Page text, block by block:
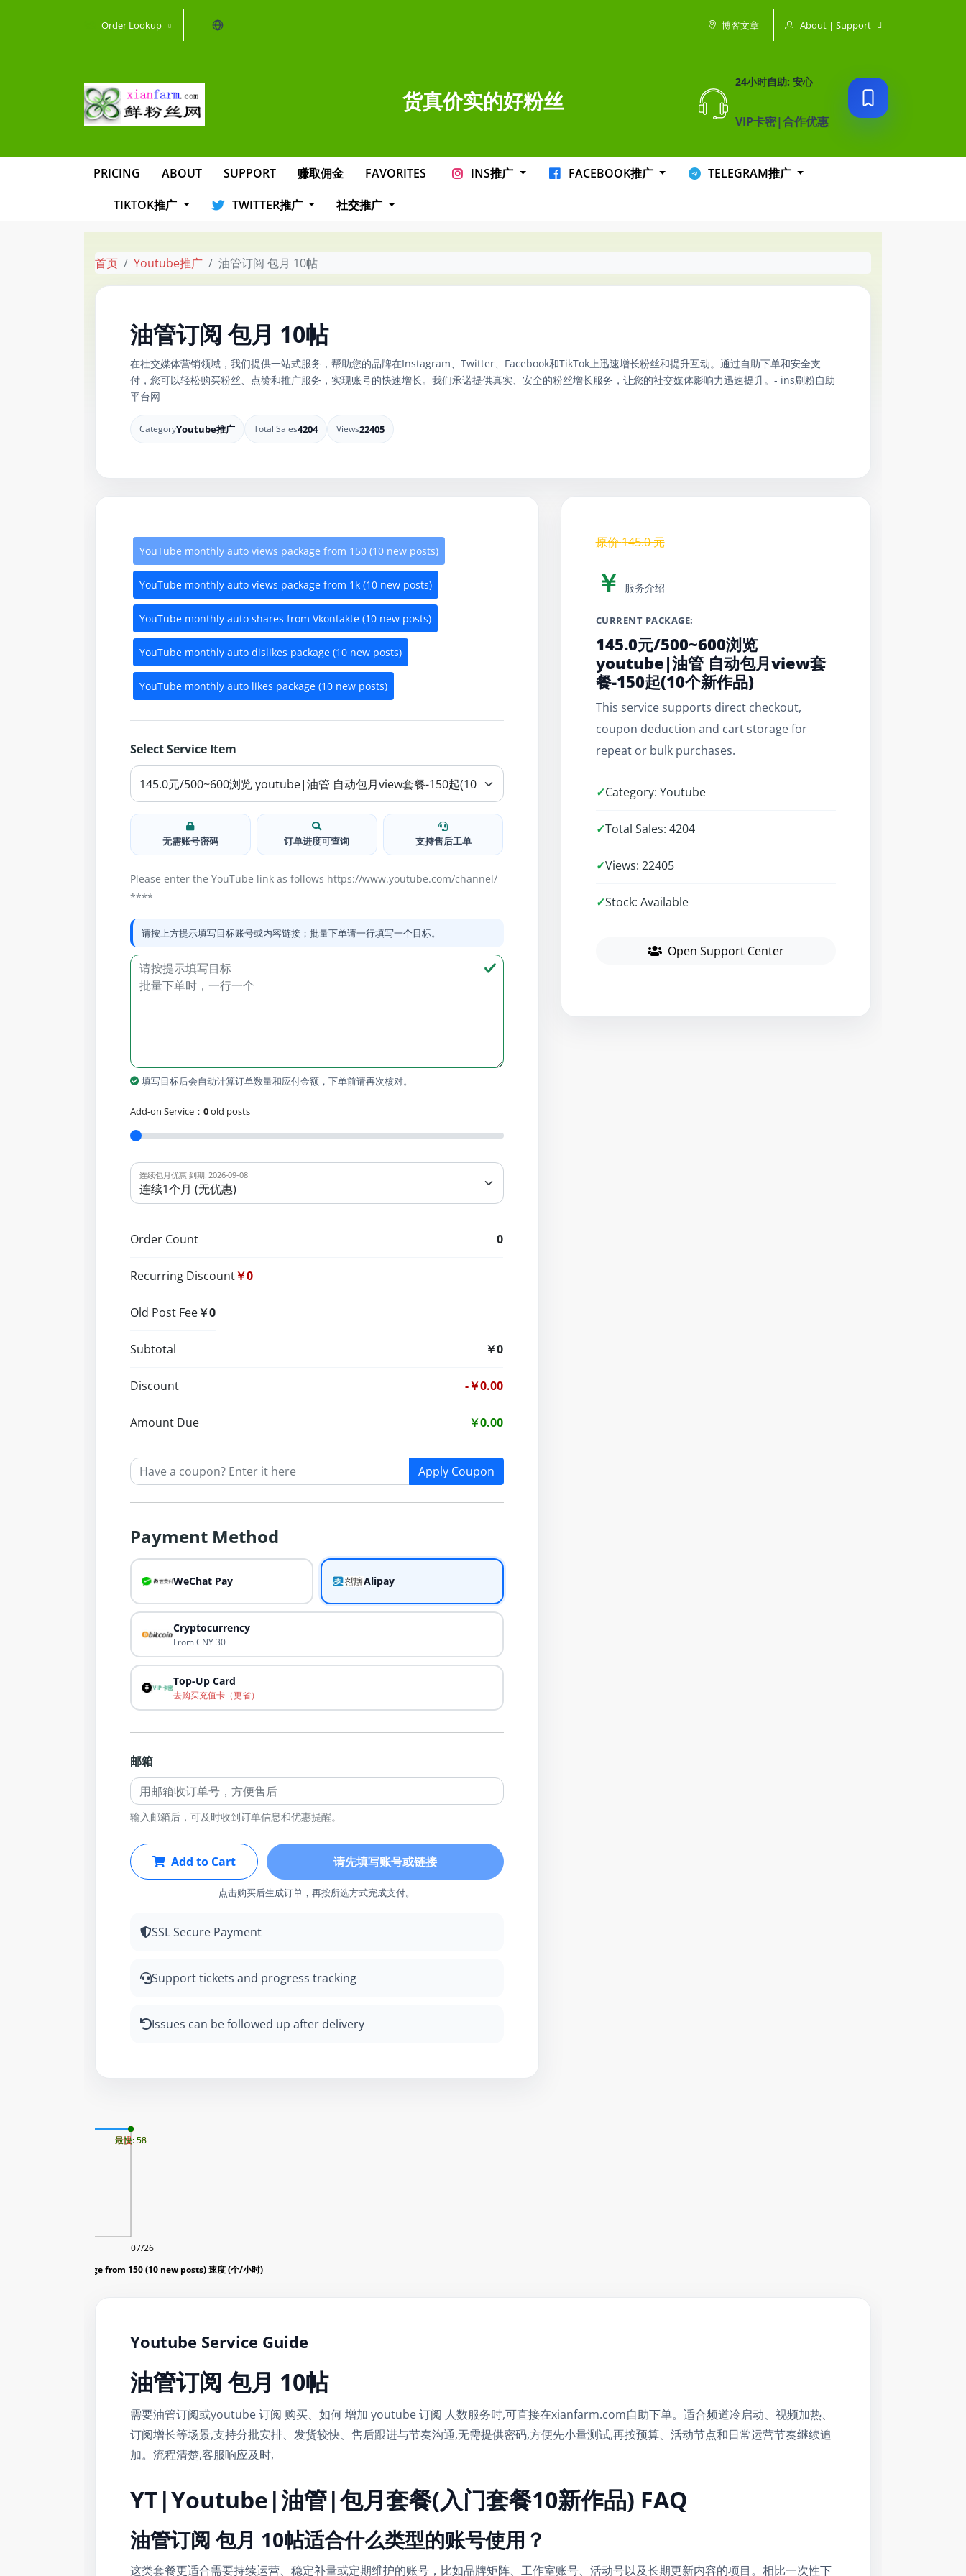
Order Lookup 当前语言：English 博客文章 About | Support
货真价实的好粉丝
24小时自助: 安心
VIP卡密|合作优惠
PRICING ABOUT SUPPORT 赚取佣金 FAVORITES INS推广 FACEBOOK推广
TELEGRAM推广
TIKTOK推广
TWITTER推广 社交推广
首页 Youtube推广 油管订阅 包月 10帖
油管订阅 包月 10帖
在社交媒体营销领域，我们提供一站式服务，帮助您的品牌在Instagram、Twitter、Facebook和TikTok上迅速增长粉丝和提升互动。通过自助下单和安全支
付，您可以轻松购买粉丝、点赞和推广服务，实现账号的快速增长。我们承诺提供真实、安全的粉丝增长服务，让您的社交媒体影响力迅速提升。- ins刷粉自助
平台网
CategoryYoutube推广 Total Sales4204 Views22405
YouTube monthly auto views package from 150 (10 new posts)
YouTube monthly auto views package from 1k (10 new posts)
YouTube monthly auto shares from Vkontakte (10 new posts)
YouTube monthly auto dislikes package (10 new posts)
YouTube monthly auto likes package (10 new posts)
Select Service Item
无需账号密码 订单进度可查询 支持售后工单
Please enter the YouTube link as follows https://www.youtube.com/channel/
****
请按上方提示填写目标账号或内容链接；批量下单请一行填写一个目标。
填写目标后会自动计算订单数量和应付金额，下单前请再次核对。
Add-on Service： 0old posts
连续包月优惠 到期: 2026-09-08
Order Count 0
Recurring Discount￥0
Old Post Fee￥0
Subtotal ￥0
Discount -￥0.00
Amount Due ￥0.00
Apply Coupon
Payment Method
WeChat Pay Alipay
Cryptocurrency
From CNY 30
Top-Up Card
去购买充值卡（更省）
邮箱
输入邮箱后，可及时收到订单信息和优惠提醒。
Add to Cart 请先填写账号或链接
点击购买后生成订单，再按所选方式完成支付。
SSL Secure Payment
Support tickets and progress tracking
Issues can be followed up after delivery
auto views package from 150 (10 new posts) 速度 (个/小时)
07/26
最慢: 58
最快: 58
原价145.0元
￥ 服务介绍
CURRENT PACKAGE:
145.0元/500~600浏览
youtube|油管 自动包月view套
餐-150起(10个新作品)
This service supports direct checkout,
coupon deduction and cart storage for
repeat or bulk purchases.
✓Category: Youtube
✓Total Sales: 4204
✓Views: 22405
✓Stock: Available
Open Support Center
Youtube Service Guide
油管订阅 包月 10帖
需要油管订阅或youtube 订阅 购买、如何 增加 youtube 订阅 人数服务时,可直接在xianfarm.com自助下单。适合频道冷启动、视频加热、
订阅增长等场景,支持分批安排、发货较快、售后跟进与节奏沟通,无需提供密码,方便先小量测试,再按预算、活动节点和日常运营节奏继续追
加。流程清楚,客服响应及时,
YT|Youtube|油管|包月套餐(入门套餐10新作品) FAQ
油管订阅 包月 10帖适合什么类型的账号使用？
这类套餐更适合需要持续运营、稳定补量或定期维护的账号，比如品牌矩阵、工作室账号、活动号以及长期更新内容的项目。相比一次性下